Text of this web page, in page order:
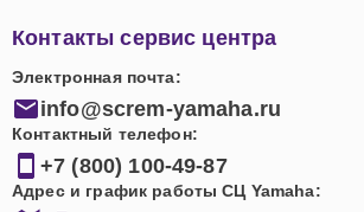
Контакты сервис центра
Электронная почта:
info@screm-yamaha.ru
Контактный телефон:
+7 (800) 100-49-87
Адрес и график работы СЦ Yamaha: